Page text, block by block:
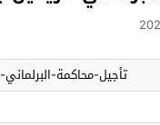
تأجيل-محاكمة-